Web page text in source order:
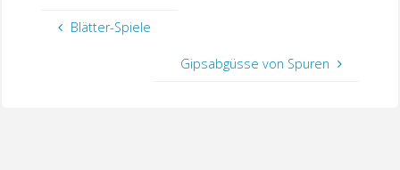
Blätter-Spiele
Gipsabgüsse von Spuren